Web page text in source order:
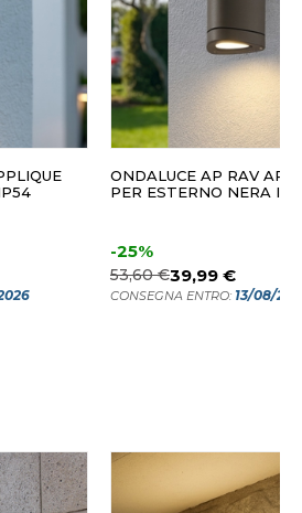
ONDALUCE AP RAV
PER ESTERNO NERA
-25%
53,60 €39,99 €
CONSEGNA ENTRO: 13/08/